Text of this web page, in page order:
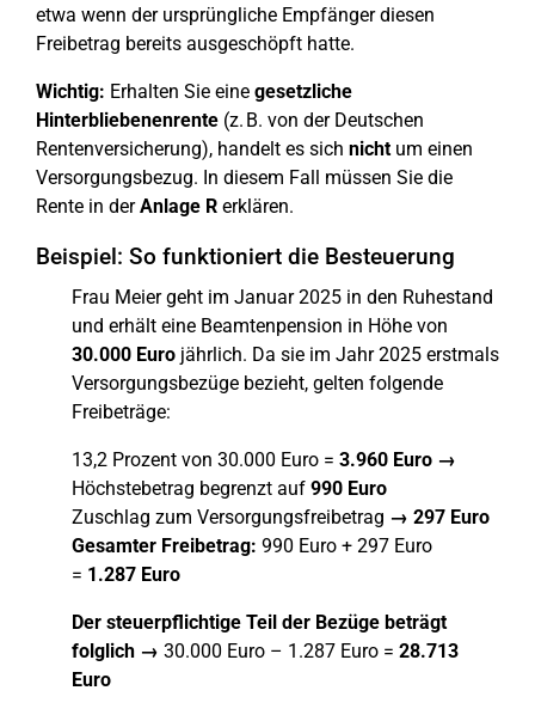
etwa wenn der ursprüngliche Empfänger diesen
Freibetrag bereits ausgeschöpft hatte.
Wichtig: Erhalten Sie eine gesetzliche
Hinterbliebenenrente (z. B. von der Deutschen
Rentenversicherung), handelt es sich nichtum einen
Versorgungsbezug. In diesem Fall müssen Sie die
Rente in derAnlage R erklären.
Beispiel: So funktioniert die Besteuerung
Frau Meier geht im Januar 2025 in den Ruhestand
und erhält eine Beamtenpension in Höhe von
30.000 Euro jährlich. Da sie im Jahr 2025 erstmals
Versorgungsbezüge bezieht, gelten folgende
Freibeträge:
13,2 Prozent von 30.000 Euro = 3.960 Euro →
Höchstebetrag begrenzt auf 990 Euro
Zuschlag zum Versorgungsfreibetrag → 297 Euro
Gesamter Freibetrag: 990 Euro + 297 Euro
= 1.287 Euro
Der steuerpflichtige Teil der Bezüge beträgt
folglich → 30.000 Euro – 1.287 Euro = 28.713
Euro